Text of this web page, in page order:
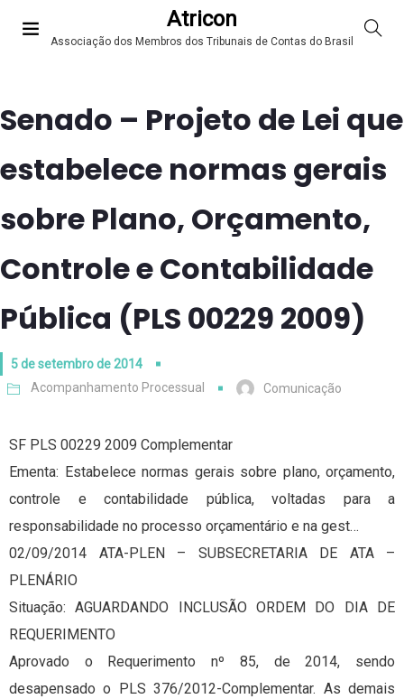
Atricon
Associação dos Membros dos Tribunais de Contas do Brasil
Senado – Projeto de Lei que
estabelece normas gerais
sobre Plano, Orçamento,
Controle e Contabilidade
Pública (PLS 00229 2009)
5 de setembro de 2014
Acompanhamento Processual
Comunicação
SF PLS 00229 2009 Complementar
Ementa: Estabelece normas gerais sobre plano, orçamento,
controle e contabilidade pública, voltadas para a
responsabilidade no processo orçamentário e na gest…
02/09/2014 ATA-PLEN – SUBSECRETARIA DE ATA –
PLENÁRIO
Situação: AGUARDANDO INCLUSÃO ORDEM DO DIA DE
REQUERIMENTO
Aprovado o Requerimento nº 85, de 2014, sendo
desapensado o PLS 376/2012-Complementar. As demais